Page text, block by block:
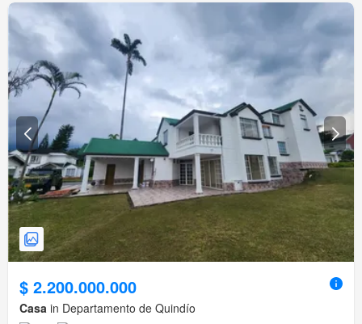
$ 2.200.000.000
Casa in Departamento de Quindío